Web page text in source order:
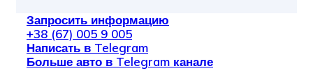
Запросить информацию
+38 (67) 005 9 005
Написать в Telegram
Больше авто в Telegram канале